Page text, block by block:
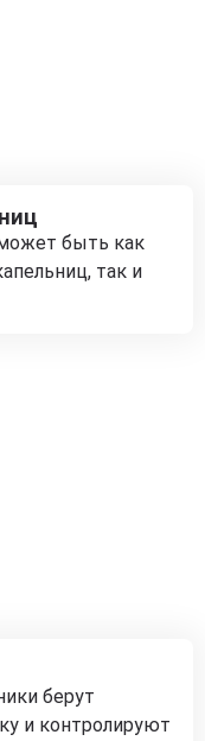
быть как
так и
берут
и контролируют